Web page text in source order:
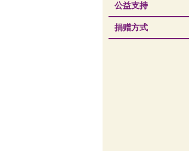
公益支持
捐赠方式